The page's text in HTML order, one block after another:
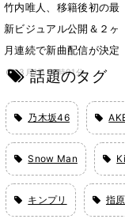
竹内唯人、移籍後初の最
新ビジュアル公開＆２ヶ
月連続で新曲配信が決定
3月1日 18時01分
話題のタグ
乃木坂46
Snow Man
キンプリ 指